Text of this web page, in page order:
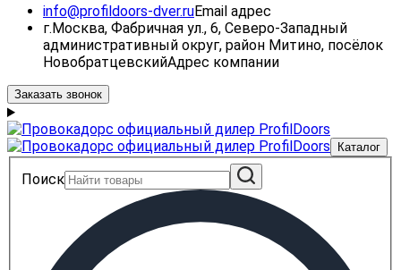
info@profildoors-dver.ruEmail адрес
г.Москва, Фабричная ул., 6, Северо-Западный
административный округ, район Митино, посёлок
НовобратцевскийАдрес компании
Заказать звонок
Каталог
Поиск